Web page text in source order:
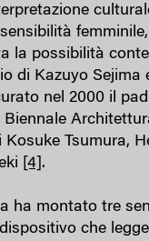
la possibilità
di Kazuyo Sejima
nel 2000 il
Tsumura,
[4] .
ha montato tre
che